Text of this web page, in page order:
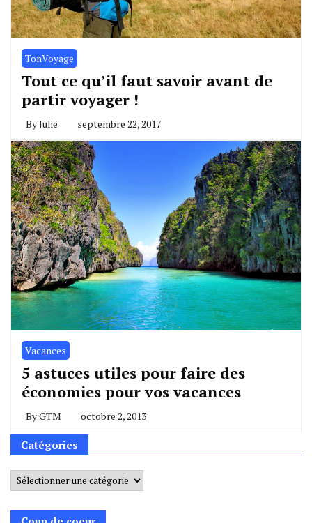
TonVoyage
Tout ce qu’il faut savoir avant de
partir voyager !
ByJulie septembre 22, 2017
Vacances
5 astuces utiles pour faire des
économies pour vos vacances
ByGTM octobre 2, 2013
Catégories
Catégories